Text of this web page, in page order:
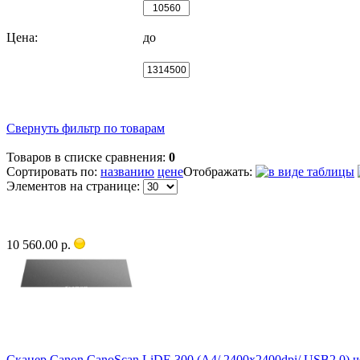
Цена: до
Свернуть фильтр по товарам
Товаров в списке сравнения: 0
Сортировать по: названию ценеОтображать:
Элементов на странице:
10 560.00 р.